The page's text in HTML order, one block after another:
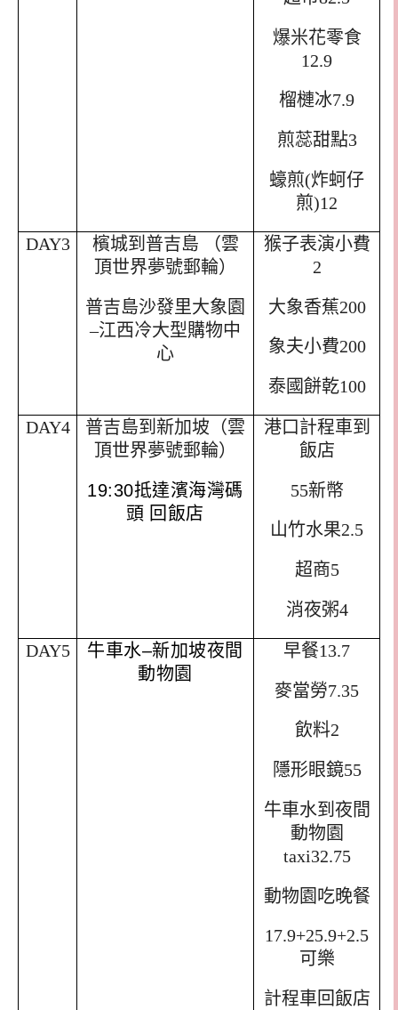
爆米花零食
12.9
榴槤冰7.9
煎蕊甜點3
蠔煎(炸蚵仔
煎)12
DAY3 檳城到普吉島
（雲
頂世界夢號郵輪）
普吉島沙發里大象園
–江西冷大型購物中
心
猴子表演小費
2
大象香蕉200
象夫小費200
泰國餅乾100
DAY4
普吉島到新加坡（雲
頂世界夢號郵輪）
19:30抵達濱海灣碼
頭 回飯店
港口計程車到
飯店
55新幣
山竹水果2.5
超商5
消夜粥4
DAY5 牛車水–新加坡夜間
動物園
早餐13.7
麥當勞7.35
飲料2
隱形眼鏡55
牛車水到夜間
動物園
taxi32.75
動物園吃晚餐
17.9+25.9+2.5
可樂
計程車回飯店